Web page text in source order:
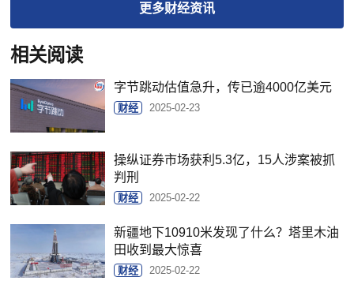
更多财经资讯
相关阅读
字节跳动估值急升，传已逾4000亿美元
财经 2025-02-23
操纵证券市场获利5.3亿，15人涉案被抓
判刑
财经 2025-02-22
新疆地下10910米发现了什么？塔里木油
田收到最大惊喜
财经 2025-02-22